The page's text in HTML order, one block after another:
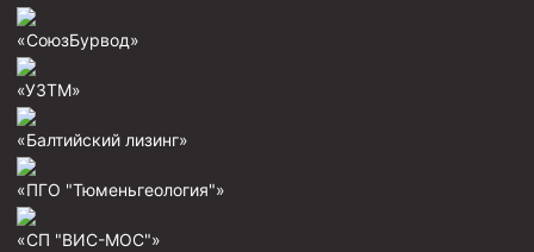
Муфта ОТТМ 114
Муфта ОТТГ 168
Муфта ОТТГ 146
Буровое оборудование
«СоюзБурвод»
«УЗТМ»
«Балтийский лизинг»
«ПГО "Тюменьгеология"»
«СП "ВИС-МОС"»